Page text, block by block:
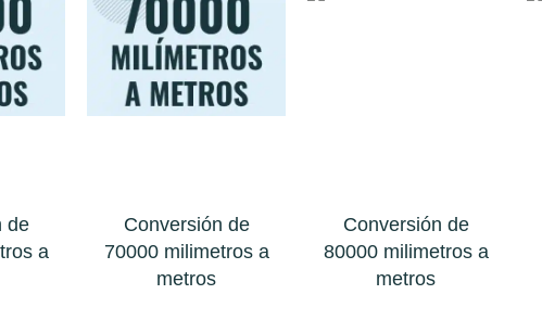
de
a
Conversión de
70000 milimetros a
metros
Conversión de
80000 milimetros a
metros